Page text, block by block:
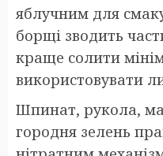
яблучним для
борщі зводить
краще солити
використовувати
Шпинат, рукола,
городня зелень